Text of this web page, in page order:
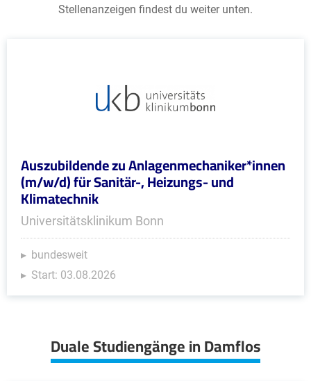
Stellenanzeigen findest du weiter unten.
Auszubildende zu Anlagenmechaniker*innen
(m/w/d) für Sanitär-, Heizungs- und
Klimatechnik
Universitätsklinikum Bonn
bundesweit
Start: 03.08.2026
Duale Studiengänge in Damflos